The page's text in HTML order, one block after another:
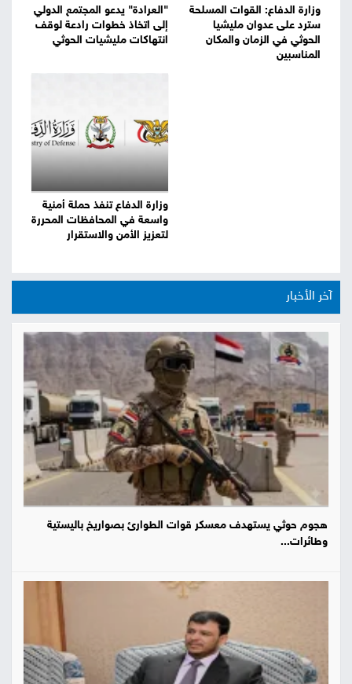
وزارة الدفاع: القوات المسلحة
سترد على عدوان مليشيا
الحوثي في الزمان والمكان
المناسبين
"العرادة" يدعو المجتمع الدولي
إلى اتخاذ خطوات رادعة لوقف
انتهاكات مليشيات الحوثي
وزارة الدفاع تنفذ حملة أمنية
واسعة في المحافظات المحررة
لتعزيز الأمن والاستقرار
آخر الأخبار
هجوم حوثي يستهدف معسكر قوات الطوارئ بصواريخ باليستية
وطائرات...